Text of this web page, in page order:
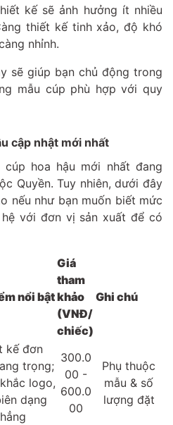
kế sẽ ảnh hưởng ít nhiều
thiết kế tinh xảo, độ khó
nhỉnh.
sẽ giúp bạn chủ động trong
mẫu cúp phù hợp với quy
cập nhật mới nhất
hoa hậu mới nhất đang
Quyền. Tuy nhiên, dưới đây
nếu như bạn muốn biết mức
với đơn vị sản xuất để có
nổi bật
Giá
tham
khảo
(VNĐ/
chiếc)
Ghi chú
kế đơn
trọng;
logo,
dạng
300.0
00 -
600.0
00
Phụ thuộc
mẫu & số
lượng đặt